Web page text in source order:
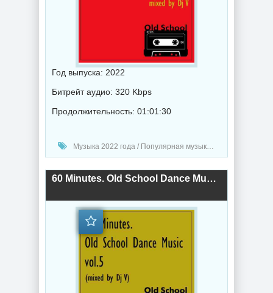
Год выпуска: 2022
Битрейт аудио: 320 Kbps
Продолжительность: 01:01:30
Музыка 2022 года / Популярная музыка / Клубная музыка / Хаус музыка / Танцевальная музыка
60 Minutes. Old School Dance Music vol.5 (2021) торрент